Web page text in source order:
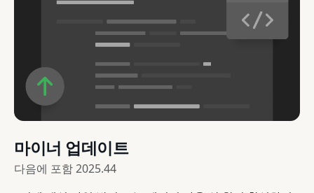
마이너 업데이트
다음에 포함2025.44